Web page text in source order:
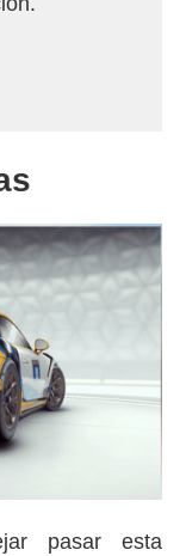
pasar esta